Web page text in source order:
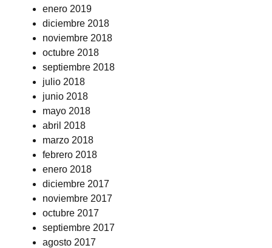
enero 2019
diciembre 2018
noviembre 2018
octubre 2018
septiembre 2018
julio 2018
junio 2018
mayo 2018
abril 2018
marzo 2018
febrero 2018
enero 2018
diciembre 2017
noviembre 2017
octubre 2017
septiembre 2017
agosto 2017